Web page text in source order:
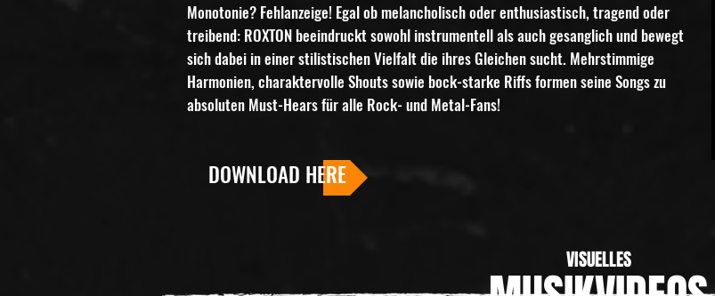
Monotonie? Fehlanzeige! Egal ob melancholisch oder enthusiastisch, tragend oder
treibend: ROXTON beeindruckt sowohl instrumentell als auch gesanglich und bewegt
sich dabei in einer stilistischen Vielfalt die ihres Gleichen sucht. Mehrstimmige
Harmonien, charaktervolle Shouts sowie bock-starke Riffs formen seine Songs zu
absoluten Must-Hears für alle Rock- und Metal-Fans!
DOWNLOAD HERE
VISUELLES